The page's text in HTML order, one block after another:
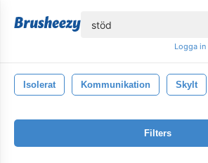
Logga in
Isolerat Kommunikation Skylt
Filters